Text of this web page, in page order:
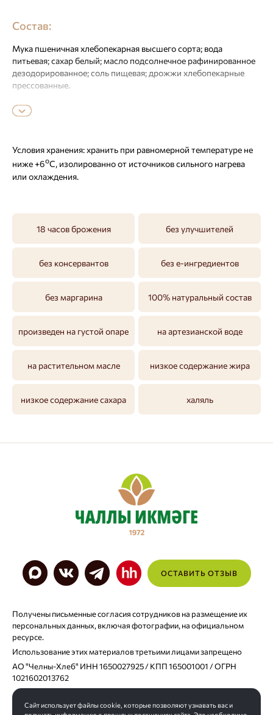
Состав:
Мука пшеничная хлебопекарная высшего сорта; вода
питьевая; сахар белый; масло подсолнечное рафинированное
дезодорированное; соль пищевая; дрожжи хлебопекарные
прессованные.
Условия хранения:хранить при равномерной температуре не
ниже +6оС, изолированно от источников сильного нагрева
или охлаждения.
18 часов брожения без улучшителей
без консервантов без е-ингредиентов
без маргарина 100% натуральный состав
произведен на густой опаре на артезианской воде
на растительном масле низкое содержание жира
низкое содержание сахара халяль
ОСТАВИТЬ ОТЗЫВ
Получены письменные согласия сотрудников на размещение их
персональных данных, включая фотографии, на официальном
ресурсе.
Использование этих материалов третьими лицами запрещено
АО "Челны-Хлеб" ИНН 1650027925 / КПП 165001001 / ОГРН
1021602013762
Согласие на хранение персональных данных
Сайт использует файлы cookie, которые позволяют узнавать вас и